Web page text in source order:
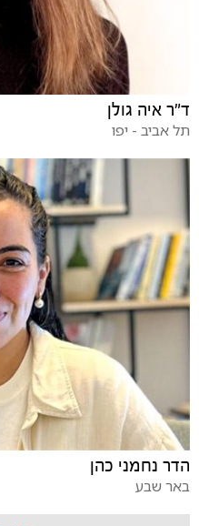
ד"ר איה גולן
תל אביב - יפו
הדר נחמני כהן
באר שבע